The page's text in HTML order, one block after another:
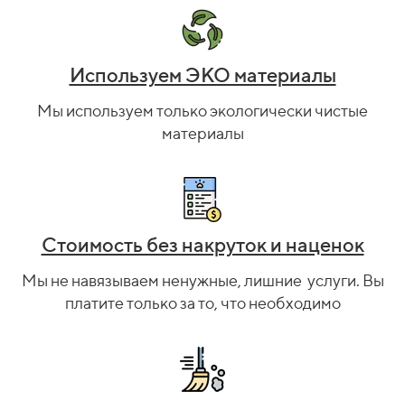
Используем ЭКО материалы
Мы используем только экологически чистые
материалы
Стоимость без накруток и наценок
Мы не навязываем ненужные, лишние услуги. Вы
платите только за то, что необходимо